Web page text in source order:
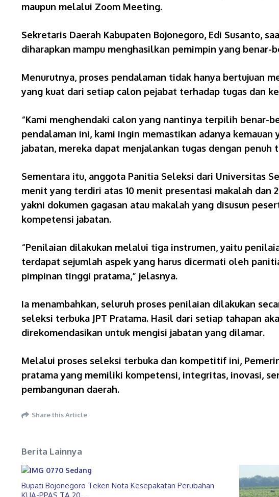
maupun melalui Zoom Meeting.
Sekretaris Daerah Kabupaten Bojonegoro, Edi Susanto,
diharapkan mampu menghasilkan pemimpin yang benar-
Menurutnya, proses pendalaman tidak hanya bertujuan
yang kuat dari setiap calon pejabat terhadap tugas dan
“Kami menghendaki calon yang nantinya terpilih benar-
pendalaman ini, kami ingin memastikan adanya
jabatan, mereka dapat menjalankan tugas dengan penuh
Sementara itu, anggota Panitia Seleksi dari Universitas
menit yang terdiri atas 10 menit presentasi makalah dan
yakni dokumen gagasan atau makalah yang disusun
kompetensi jabatan.
“Penilaian dilakukan melalui tiga instrumen, yaitu
terdapat sejumlah aspek yang harus dicermati oleh
pimpinan tinggi pratama,” jelasnya.
Ia menambahkan, seluruh proses penilaian dilakukan
seleksi terbuka JPT Pratama. Hasil dari setiap tahapan
direkomendasikan untuk mengisi jabatan yang dilamar.
Melalui proses seleksi terbuka dan kompetitif ini,
pratama yang memiliki kompetensi, integritas, inovasi,
pembangunan daerah.
Share this Article
Berita Lainnya
Bupati Bojonegoro Teken Nota Kesepakatan Perubahan